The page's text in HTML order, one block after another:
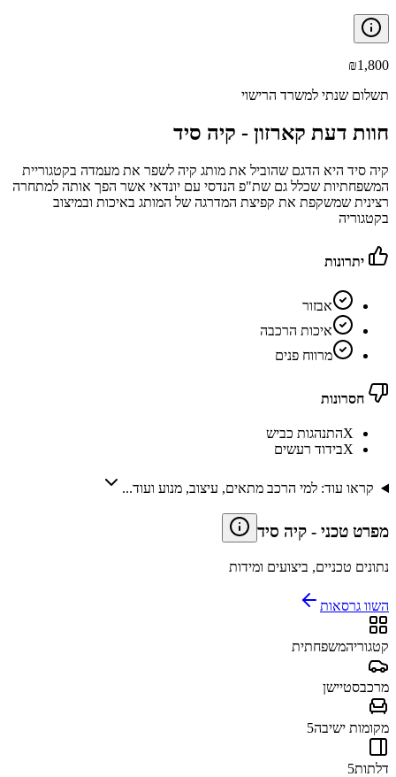
₪1,800
תשלום שנתי למשרד הרישוי
חוות דעת קארזון - קיה סיד
קיה סיד היא הדגם שהוביל את מותג קיה לשפר את מעמדה בקטגוריית
המשפחתיות שכלל גם שת"פ הנדסי עם יונדאי אשר הפך אותה למתחרה
רצינית שמשקפת את קפיצת המדרגה של המותג באיכות ובמיצוב
בקטגוריה
יתרונות
אבזור
איכות הרכבה
מרווח פנים
חסרונות
Xהתנהגות כביש
Xבידוד רעשים
קראו עוד: למי הרכב מתאים, עיצוב, מנוע ועוד...
מפרט טכני - קיה סיד
נתונים טכניים, ביצועים ומידות
השוו גרסאות
קטגוריהמשפחתית
מרכבסטיישן
מקומות ישיבה5
דלתות5